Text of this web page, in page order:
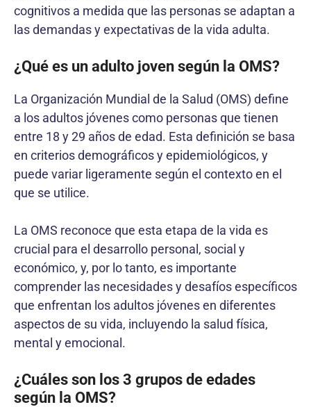
cognitivos a medida que las personas se adaptan a
las demandas y expectativas de la vida adulta.
¿Qué es un adulto joven según la OMS?
La Organización Mundial de la Salud (OMS) define
a los adultos jóvenes como personas que tienen
entre 18 y 29 años de edad. Esta definición se basa
en criterios demográficos y epidemiológicos, y
puede variar ligeramente según el contexto en el
que se utilice.
La OMS reconoce que esta etapa de la vida es
crucial para el desarrollo personal, social y
económico, y, por lo tanto, es importante
comprender las necesidades y desafíos específicos
que enfrentan los adultos jóvenes en diferentes
aspectos de su vida, incluyendo la salud física,
mental y emocional.
¿Cuáles son los 3 grupos de edades
según la OMS?